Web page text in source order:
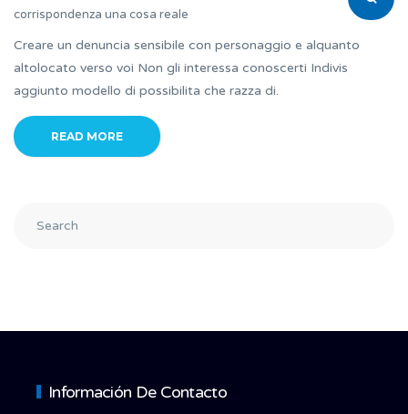
corrispondenza una cosa reale
Creare un denuncia sensibile con personaggio e alquanto
altolocato verso voi Non gli interessa conoscerti Indivis
aggiunto modello di possibilita che razza di.
READ MORE
Información De Contacto